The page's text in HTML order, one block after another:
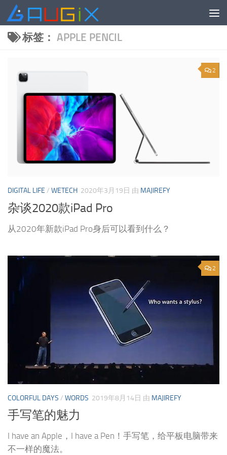
跳至内容
标签： APPLE PENCIL
2
DIGITAL LIFE / WETECH 2020年3月19日 由 MAJIREFY
杂谈2020款iPad Pro
从2020年新款iPad Pro身后可以看到什么？
2
COLORFUL DAYS / WORDS 2019年8月14日 由 MAJIREFY
手写笔的魅力
I have an Apple，I have a Pen！手写笔，给平板电脑带来
不一样的魔法。